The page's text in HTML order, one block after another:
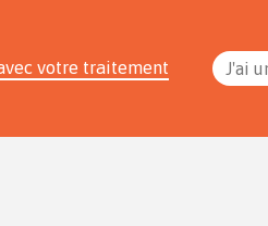
votre traitement J'ai